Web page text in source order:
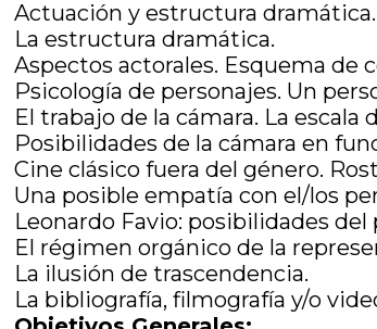
Actuación y estructura dramática.
La estructura dramática.
Aspectos actorales. Esquema
Psicología de personajes. Un
El trabajo de la cámara. La escala
Posibilidades de la cámara en
Cine clásico fuera del género.
Una posible empatía con el/los
Leonardo Favio: posibilidades
El régimen orgánico de la
La ilusión de trascendencia.
La bibliografía, filmografía y/o